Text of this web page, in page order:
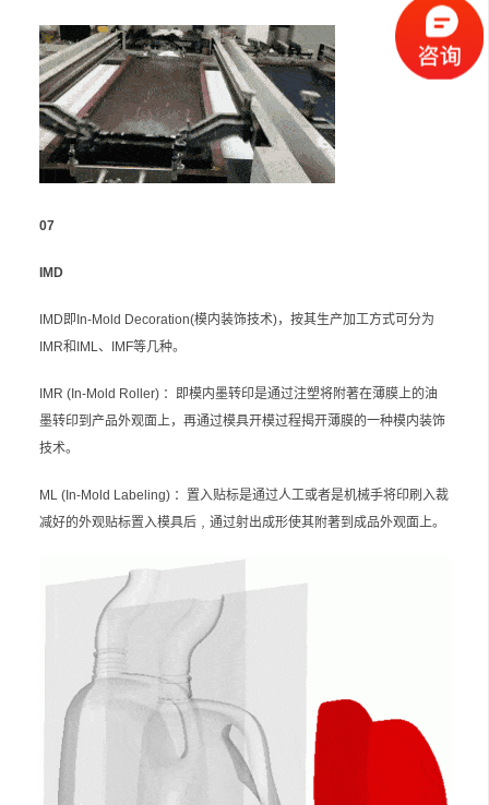
07
IMD
IMD即In-Mold Decoration(模内装饰技术)，按其生产加工方式可分为
IMR和IML、IMF等几种。
IMR (In-Mold Roller) ：即模内墨转印是通过注塑将附著在薄膜上的油
墨转印到产品外观面上，再通过模具开模过程揭开薄膜的一种模内装饰
技术。
ML (In-Mold Labeling) ：置入贴标是通过人工或者是机械手将印刷入裁
减好的外观贴标置入模具后﹐通过射出成形使其附著到成品外观面上。